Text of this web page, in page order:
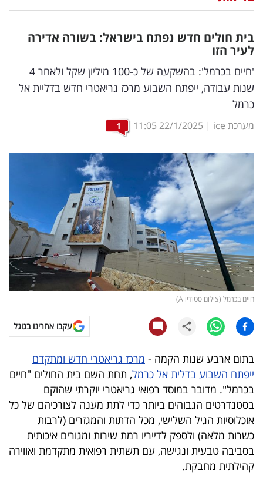
דיגיטל
וטק
שיווק
ופרסום
ומחקרים
דעות
רכילות
עסקית
קריפטו
ויראלי
טלוויזיה
עסקי
ספורט
קריירה
ולימודים
מינויים
בית חולים חדש נפתח בישראל: בשורה אדירה
לעיר הזו
'חיים בכרמל': בהשקעה של כ-100 מיליון שקל ולאחר 4
שנות עבודה, ייפתח השבוע מרכז גריאטרי חדש בדליית אל
כרמל
מערכת ice |
22/1/2025
11:05
1
חיים בכרמל (צילום סטודיו A)
עקבו אחרינו בגוגל
בתום ארבע שנות הקמה - מרכז גריאטרי חדש ומתקדם
ייפתח השבוע בדלית אל כרמל, תחת השם בית החולים "חיים
בכרמל". מדובר במוסד רפואי גריאטרי יוקרתי שהוקם
בסטנדרטים הגבוהים ביותר כדי לתת מענה לצורכיהם של כל
אוכלוסיות הגיל השלישי, מכל הדתות והמגזרים (לרבות
כשרות מלאה) ולספק לדייריו רמת שירות ומגורים איכותית
בסביבה טבעית ונגישה, עם תשתית רפואית מתקדמת ואווירה
קהילתית מחבקת.